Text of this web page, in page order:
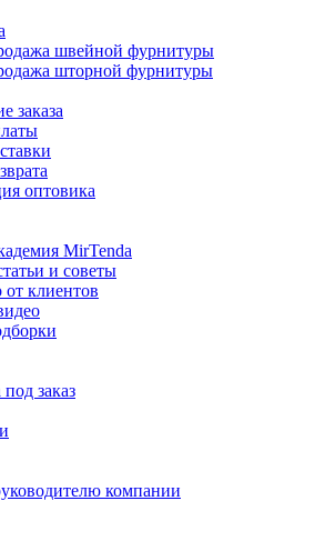
швейной фурнитуры
шторной фурнитуры
заказа
оптовика
MirTenda
и советы
клиентов
заказ
компании